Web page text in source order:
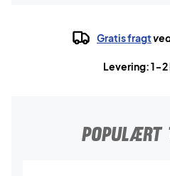
Gratis fragt
Levering: 1-2
POPULÆRT